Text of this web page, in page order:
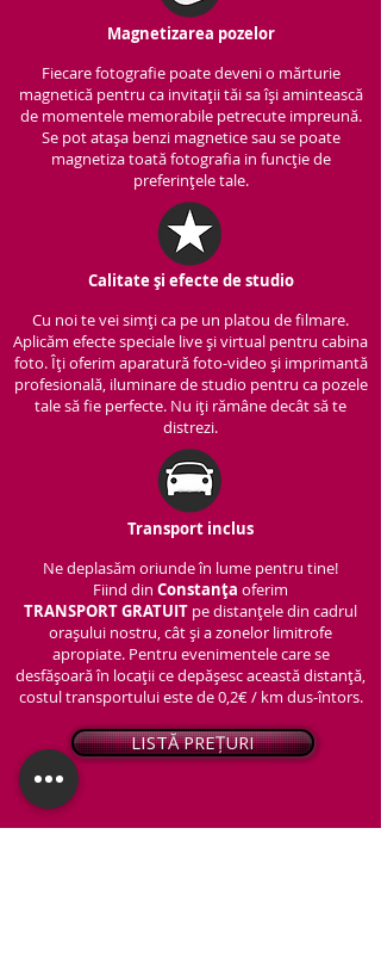
Magnetizarea pozelor
Fiecare fotografie poate deveni o mărturie
magnetică pentru ca invitații tăi sa își amintească
de momentele memorabile petrecute impreună.
Se pot atașa benzi magnetice sau se poate
magnetiza toată fotografia in funcție de
preferințele tale.
Calitate și efecte de studio
Cu noi te vei simți ca pe un platou de filmare.
Aplicăm efecte speciale live și virtual pentru cabina
foto. Îți oferim aparatură foto-video și imprimantă
profesională, iluminare de studio pentru ca pozele
tale să fie perfecte. Nu iți rămâne decât să te
distrezi.
Transport inclus
Ne deplasăm oriunde în lume pentru tine!
Fiind din Constanța oferim
TRANSPORTGRATUIT pe distanțele din cadrul
orașului nostru, cât și a zonelor limitrofe
apropiate. Pentru evenimentele care se
desfășoară în locații ce depășesc această distanță,
costul transportului este de 0,2€ / km dus-întors.
LISTĂ PREȚURI
© 2026 - Snap PhotoBooth